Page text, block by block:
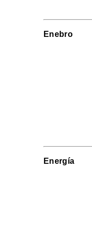
Enebro
Energía